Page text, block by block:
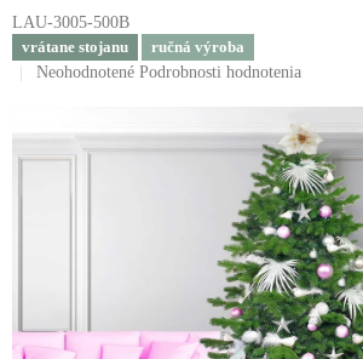
LAU-3005-500B
vrátane stojanu
ručná výroba
Priemerné
0,0
Neohodnotené Podrobnosti hodnotenia